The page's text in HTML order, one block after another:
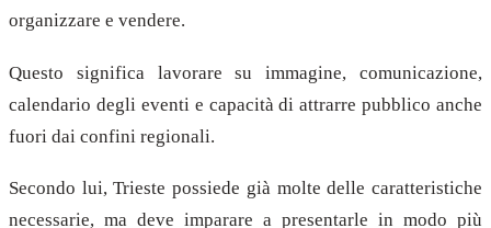
organizzare e vendere.
Questo significa lavorare su immagine, comunicazione,
calendario degli eventi e capacità di attrarre pubblico anche
fuori dai confini regionali.
Secondo lui, Trieste possiede già molte delle caratteristiche
necessarie, ma deve imparare a presentarle in modo più